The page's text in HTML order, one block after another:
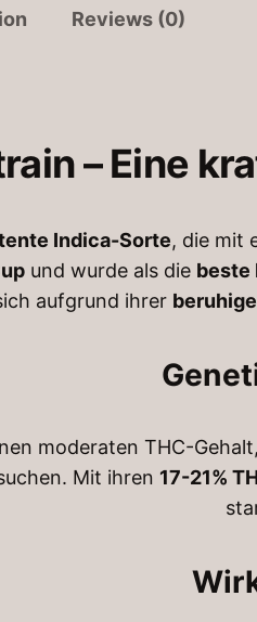
n
e
r
s
r
n
q
n
Reviews (0)
– Eine
Indica-Sorte, die mit
und wurde als die beste
aufgrund ihrer
moderaten THC-
Mit ihren 17-21%